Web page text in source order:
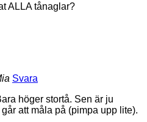
ALLA tånaglar?
Svara
höger stortå. Sen är ju
att måla på (pimpa upp lite).